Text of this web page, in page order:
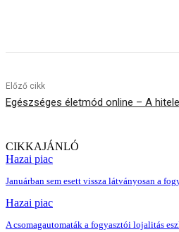
Előző cikk
Egészséges életmód online – A
CIKKAJÁNLÓ
Hazai piac
Januárban sem esett vissza látványosan a
Hazai piac
A csomagautomaták a fogyasztói lojalitás